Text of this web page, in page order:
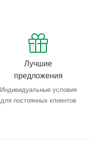
Лучшие
предложения
Индивидуальные условия
для постоянных клиентов